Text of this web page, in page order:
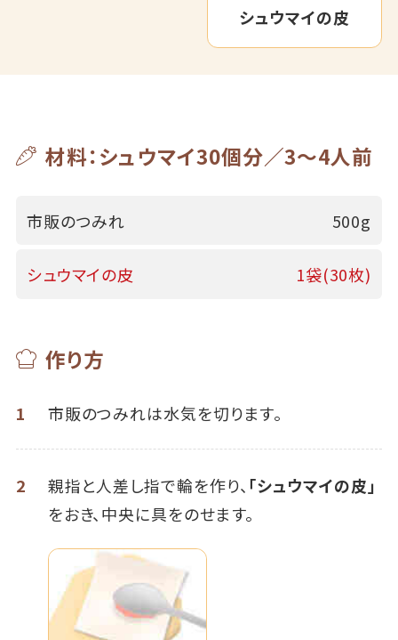
シュウマイの皮
材料：シュウマイ30個分／3～4人前
市販のつみれ 500g
シュウマイの皮 1袋(30枚)
作り方
1 市販のつみれは水気を切ります。
2 親指と人差し指で輪を作り、 「シュウマイの皮」
をおき、中央に具をのせます。